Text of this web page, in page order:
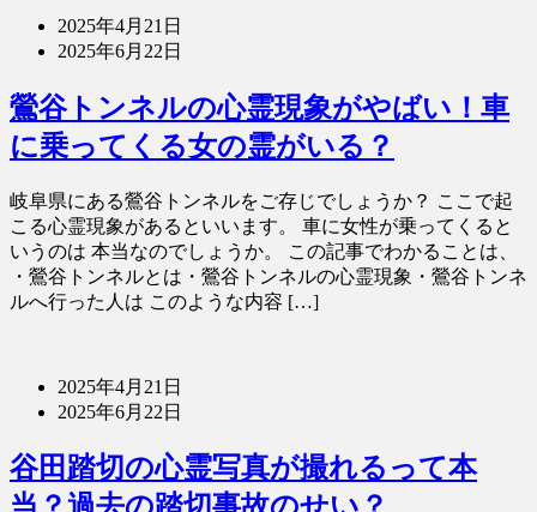
2025年4月21日
2025年6月22日
鶯谷トンネルの心霊現象がやばい！車
に乗ってくる女の霊がいる？
岐阜県にある鶯谷トンネルをご存じでしょうか？ ここで起
こる心霊現象があるといいます。 車に女性が乗ってくると
いうのは 本当なのでしょうか。 この記事でわかることは、
・鶯谷トンネルとは・鶯谷トンネルの心霊現象・鶯谷トンネ
ルへ行った人は このような内容 […]
2025年4月21日
2025年6月22日
谷田踏切の心霊写真が撮れるって本